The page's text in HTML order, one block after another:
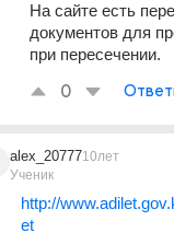
На сайте есть
документов для
при пересечении.
0
alex_20777
Ученик
10лет
http://
et